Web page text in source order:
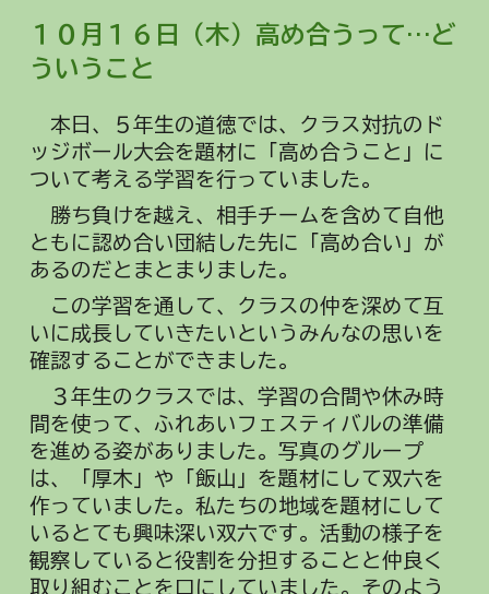
１０月１ ６ 日（木）高め合うって…ど
ういうこと
本日、
５年生の道徳では、クラス対抗のド
ッジボール大会を題材に「高め合うこと」に
ついて考える学習を行っていました。
勝ち負けを越え、相手チームを含めて自他
ともに認め合い団結した先に「高め合い」が
あるのだとまとまりました。
この学習を通して、クラスの仲を深めて互
いに成長していきたいというみんなの思いを
確認することができました。
３年生のクラスでは、学習の合間や休み時
間を使って、ふれあいフェスティバルの準備
を進める姿がありました。写真のグループ
は、「厚木」や「飯山」を題材にして双六を
作っていました。私たちの地域を題材にして
いるとても興味深い双六です。活動の様子を
観察していると役割を分担することと仲良く
取り組むことを口にしていました。そのよう